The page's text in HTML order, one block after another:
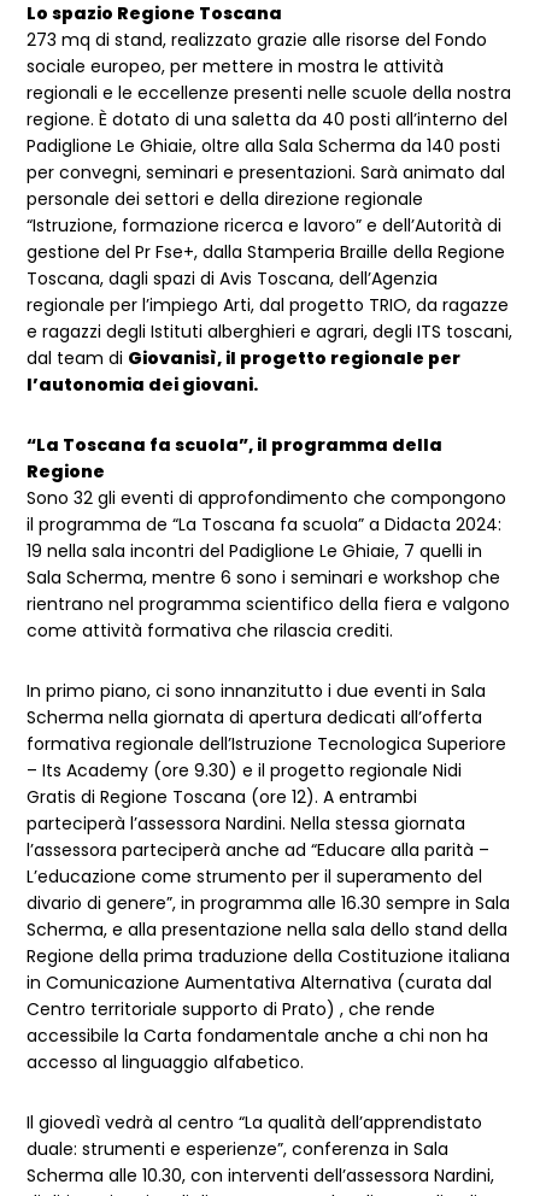
Lo spazio Regione Toscana
273 mq di stand, realizzato grazie alle risorse del Fondo
sociale europeo, per mettere in mostra le attività
regionali e le eccellenze presenti nelle scuole della nostra
regione. È dotato di una saletta da 40 posti all’interno del
Padiglione Le Ghiaie, oltre alla Sala Scherma da 140 posti
per convegni, seminari e presentazioni. Sarà animato dal
personale dei settori e della direzione regionale
“Istruzione, formazione ricerca e lavoro” e dell’Autorità di
gestione del Pr Fse+, dalla Stamperia Braille della Regione
Toscana, dagli spazi di Avis Toscana, dell’Agenzia
regionale per l’impiego Arti, dal progetto TRIO, da ragazze
e ragazzi degli Istituti alberghieri e agrari, degli ITS toscani,
dal team di Giovanisì, il progetto regionale per
l’autonomia dei giovani.
“La Toscana fa scuola”, il programma della
Regione
Sono 32 gli eventi di approfondimento che compongono
il programma de “La Toscana fa scuola” a Didacta 2024:
19 nella sala incontri del Padiglione Le Ghiaie, 7 quelli in
Sala Scherma, mentre 6 sono i seminari e workshop che
rientrano nel programma scientifico della fiera e valgono
come attività formativa che rilascia crediti.
In primo piano, ci sono innanzitutto i due eventi in Sala
Scherma nella giornata di apertura dedicati all’offerta
formativa regionale dell’Istruzione Tecnologica Superiore
– Its Academy (ore 9.30) e il progetto regionale Nidi
Gratis di Regione Toscana (ore 12). A entrambi
parteciperà l’assessora Nardini. Nella stessa giornata
l’assessora parteciperà anche ad “Educare alla parità –
L’educazione come strumento per il superamento del
divario di genere”, in programma alle 16.30 sempre in Sala
Scherma, e alla presentazione nella sala dello stand della
Regione della prima traduzione della Costituzione italiana
in Comunicazione Aumentativa Alternativa (curata dal
Centro territoriale supporto di Prato) , che rende
accessibile la Carta fondamentale anche a chi non ha
accesso al linguaggio alfabetico.
Il giovedì vedrà al centro “La qualità dell’apprendistato
duale: strumenti e esperienze”, conferenza in Sala
Scherma alle 10.30, con interventi dell’assessora Nardini,